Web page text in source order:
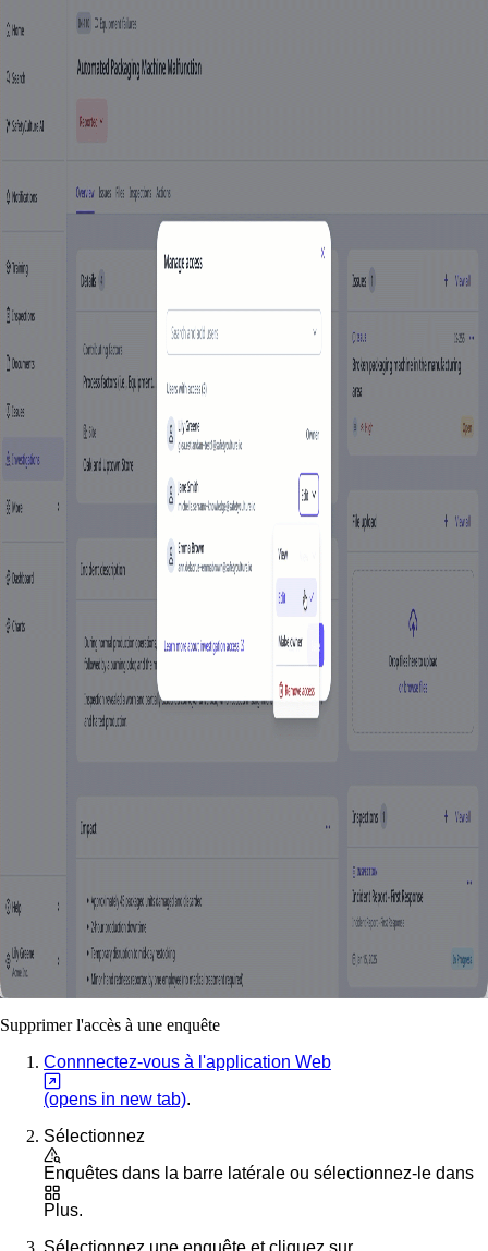
Supprimer l'accès à une enquête
Connnectez-vous à l'application Web
(opens in new tab).
Sélectionnez
Enquêtes dans la barre latérale ou sélectionnez-le dans
Plus.
Sélectionnez une enquête et cliquez sur